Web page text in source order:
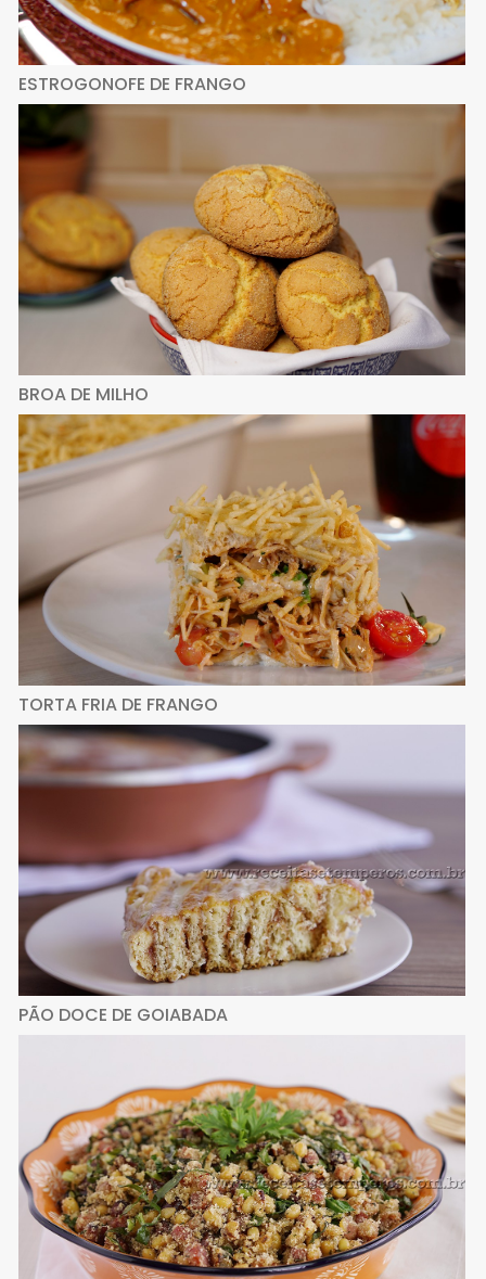
ESTROGONOFE DE FRANGO
BROA DE MILHO
TORTA FRIA DE FRANGO
PÃO DOCE DE GOIABADA